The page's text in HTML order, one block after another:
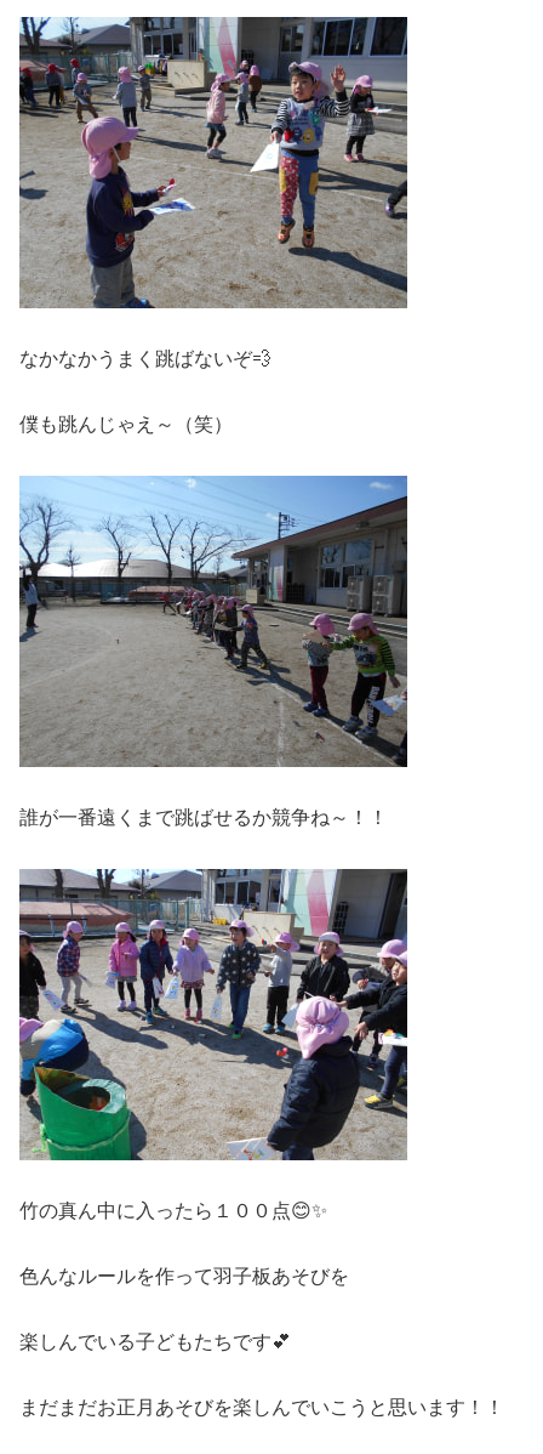
なかなかうまく跳ばないぞ💨
僕も跳んじゃえ～（笑）
誰が一番遠くまで跳ばせるか競争ね～！！
竹の真ん中に入ったら１００点😊✨
色んなルールを作って羽子板あそびを
楽しんでいる子どもたちです💕
まだまだお正月あそびを楽しんでいこうと思います！！